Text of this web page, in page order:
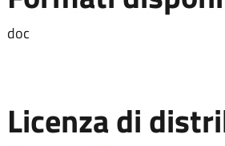
doc
Licenza di